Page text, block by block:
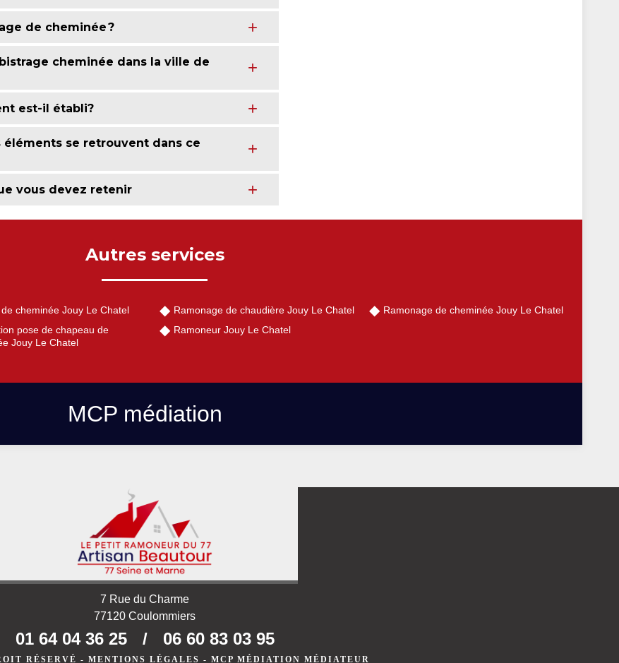
de cheminée ?
cheminée dans la ville de
est-il établi?
éléments se retrouvent dans ce
vous devez retenir
Autres services
cheminée Jouy Le Chatel
pose de chapeau de
Jouy Le Chatel
Ramonage de chaudière Jouy Le Chatel
Ramoneur Jouy Le Chatel
Ramonage de cheminée Jouy Le Chatel
MCP médiation
7 Rue du Charme
77120 Coulommiers
01 64 04 36 25 / 06 60 83 03 95
RÉSERVÉ - MENTIONS LÉGALES - MCP MÉDIATION MÉDIATEUR